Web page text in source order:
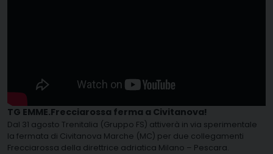
TG EMME.Frecciarossa ferma a Civitanova!
Dal 31 agosto Trenitalia (Gruppo FS) attiverà in via sperimentale
la fermata di Civitanova Marche (MC) per due collegamenti
Frecciarossa della direttrice adriatica Milano – Pescara.